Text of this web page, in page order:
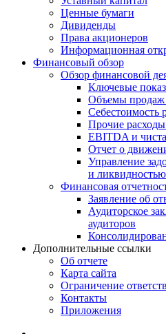
Ценные бумаги
Дивиденды
Права акционеров
Информационная
Финансовый обзор
Обзор финансовой
Ключевые
Объемы продаж
Себестоимость
Прочие
EBITDA и
Отчет о
Управление
и ликвидностью
Финансовая
Заявление об
Аудиторское
аудиторов
Дополнительные ссылки
Об отчете
Карта сайта
Ограничение
Контакты
Приложения